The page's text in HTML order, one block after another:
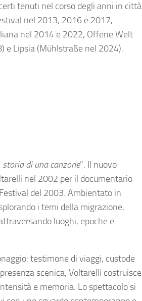
tenuti nel corso degli anni in città
nel 2013, 2016 e 2017,
nel 2014 e 2022, Offene Welt
e Lipsia (Mühlstraße nel 2024).
storia di una canzone”. Il nuovo
nel 2002 per il documentario
del 2003. Ambientato in
i temi della migrazione,
luoghi, epoche e
testimone di viaggi, custode
scenica, Voltarelli costruisce
e memoria. Lo spettacolo si